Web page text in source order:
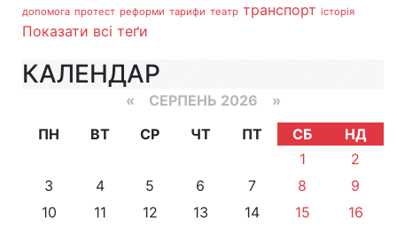
допомога протест реформи тарифи театр транспорт історія
Показати всі теґи
КАЛЕНДАР
« СЕРПЕНЬ 2026 »
ПН
ВТ СР ЧТ ПТ СБ
НД
1
2
3
4 5 6 7 8
9
10
11 12 13 14 15
16